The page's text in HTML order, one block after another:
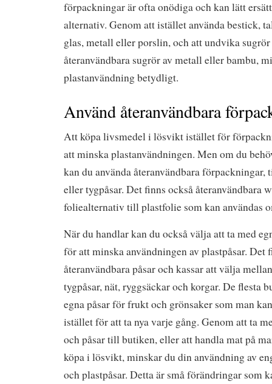
förpackningar är ofta onödiga och kan lätt
alternativ. Genom att istället använda bestick,
glas, metall eller porslin, och att undvika
återanvändbara sugrör av metall eller bambu,
plastanvändning betydligt.
Använd återanvändbara
Att köpa livsmedel i lösvikt istället för
att minska plastanvändningen. Men om du
kan du använda återanvändbara
eller tygpåsar. Det finns också återanvändbara
foliealternativ till plastfolie som kan användas
När du handlar kan du också välja att ta med
för att minska användningen av plastpåsar. Det
återanvändbara påsar och kassar att välja
tygpåsar, nät, ryggsäckar och korgar. De flesta
egna påsar för frukt och grönsaker som man
istället för att ta nya varje gång. Genom att ta
och påsar till butiken, eller att handla mat på
köpa i lösvikt, minskar du din användning av
och plastpåsar. Detta är små förändringar som